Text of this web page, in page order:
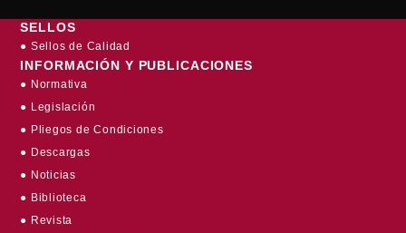
SELLOS
● Sellos de Calidad
INFORMACIÓN Y PUBLICACIONES
● Normativa
● Legislación
● Pliegos de Condiciones
● Descargas
● Noticias
● Biblioteca
● Revista